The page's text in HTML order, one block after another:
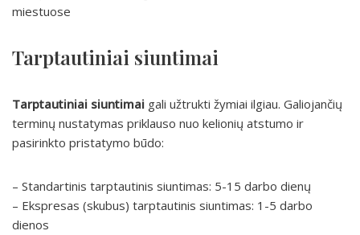
miestuose
Tarptautiniai siuntimai
Tarptautiniai siuntimai gali užtrukti žymiai ilgiau. Galiojančių
terminų nustatymas priklauso nuo kelionių atstumo ir
pasirinkto pristatymo būdo:
– Standartinis tarptautinis siuntimas: 5-15 darbo dienų
– Ekspresas (skubus) tarptautinis siuntimas: 1-5 darbo
dienos